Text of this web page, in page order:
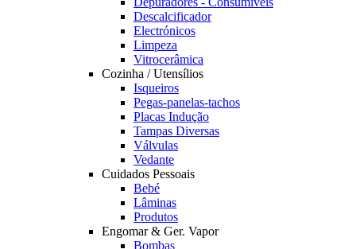
Descalcificador
Electrónicos
Limpeza
Vitrocerâmica
Cozinha / Utensílios
Isqueiros
Pegas-panelas-tachos
Placas Indução
Tampas Diversas
Válvulas
Vedante
Cuidados Pessoais
Bebé
Lâminas
Produtos
Engomar & Ger. Vapor
Bombas